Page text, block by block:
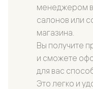
менеджером
салонов или
магазина.
Вы получите
и сможете
для вас
Это легко и